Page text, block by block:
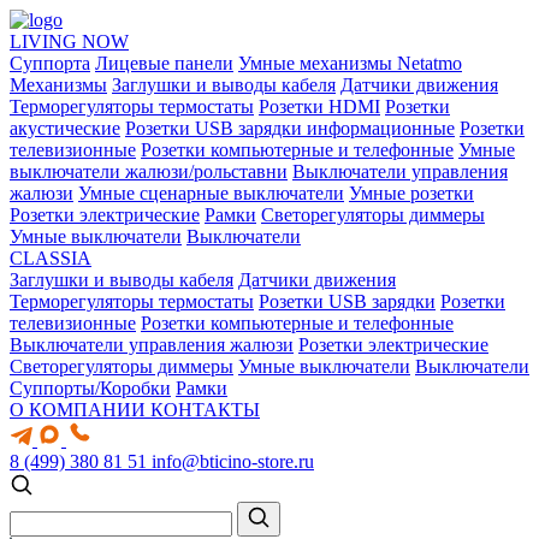
LIVING NOW
Суппорта Лицевые панели Умные механизмы Netatmo
Механизмы Заглушки и выводы кабеля Датчики движения
Терморегуляторы термостаты Розетки HDMI Розетки
акустические Розетки USB зарядки информационные Розетки
телевизионные Розетки компьютерные и телефонные Умные
выключатели жалюзи/рольставни Выключатели управления
жалюзи Умные сценарные выключатели Умные розетки
Розетки электрические Рамки Светорегуляторы диммеры
Умные выключатели Выключатели
CLASSIA
Заглушки и выводы кабеля Датчики движения
Терморегуляторы термостаты Розетки USB зарядки Розетки
телевизионные Розетки компьютерные и телефонные
Выключатели управления жалюзи Розетки электрические
Светорегуляторы диммеры Умные выключатели Выключатели
Суппорты/Коробки Рамки
О КОМПАНИИ КОНТАКТЫ
8 (499) 380 81 51 info@bticino-store.ru